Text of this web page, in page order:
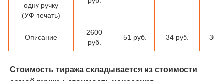
одну ручку
(УФ печать)
Описание
2600
руб.
51 руб. 34 руб. 30
Стоимость тиража складывается из стоимости